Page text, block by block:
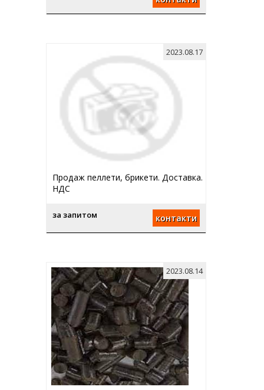
Продаж пеллети, брикети. Доставка.
НДС
за запитом контакти
2023.08.17
2023.08.14